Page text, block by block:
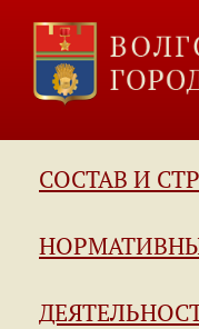
СОСТАВ И